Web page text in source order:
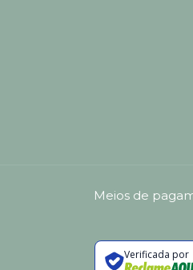
Meios de
Verificada por